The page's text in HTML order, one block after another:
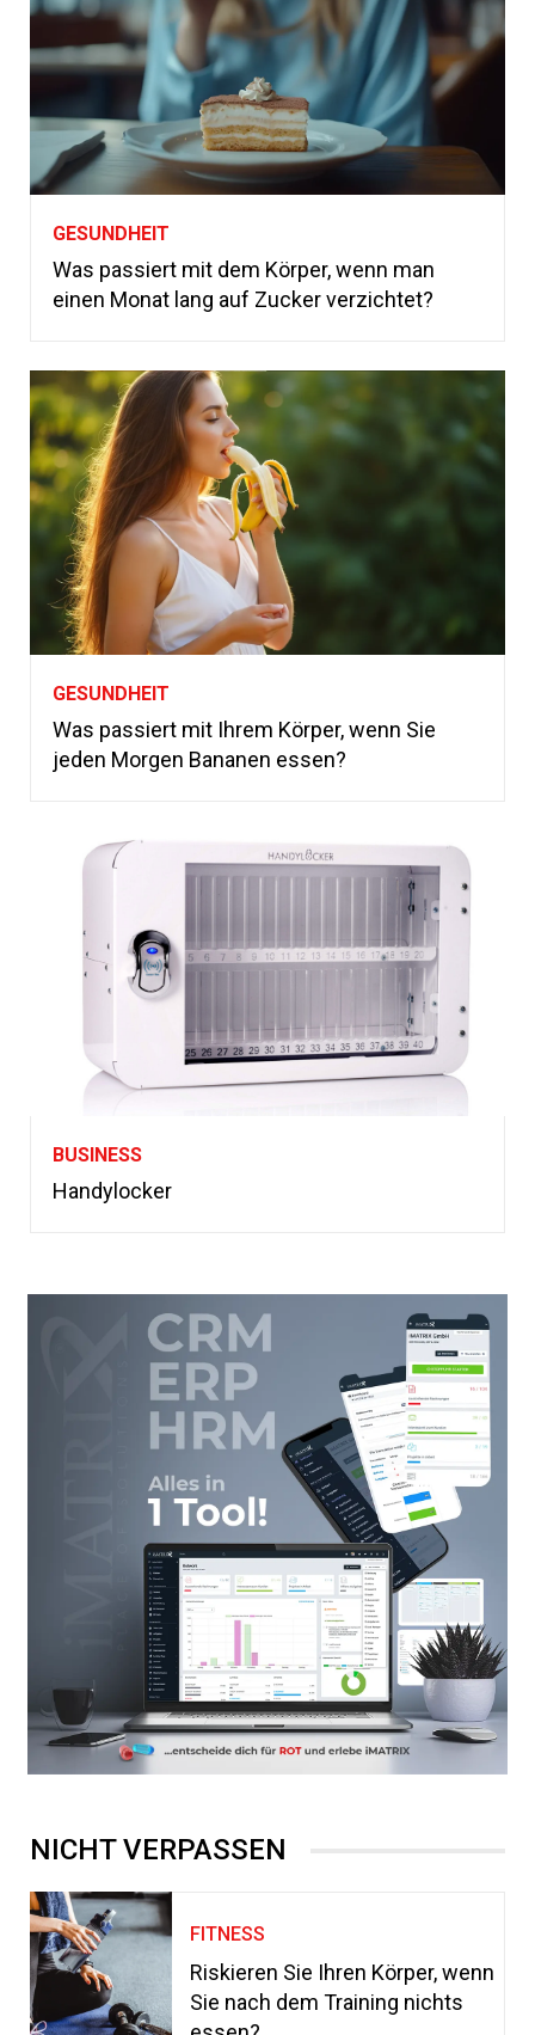
GESUNDHEIT
Was passiert mit dem Körper, wenn man
einen Monat lang auf Zucker verzichtet?
GESUNDHEIT
Was passiert mit Ihrem Körper, wenn Sie
jeden Morgen Bananen essen?
BUSINESS
Handylocker
NICHT VERPASSEN
FITNESS
Riskieren Sie Ihren Körper, wenn
Sie nach dem Training nichts